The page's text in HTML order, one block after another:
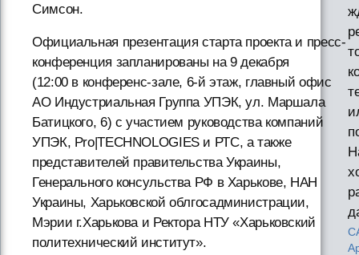
Симсон.
Официальная презентация старта проекта и пресс-
конференция запланированы на 9 декабря
(12:00 в конференс-зале, 6-й этаж, главный офис
АО Индустриальная Группа УПЭК, ул. Маршала
Батицкого, 6) с участием руководства компаний
УПЭК, Pro|TECHNOLOGIES и РТС, а также
представителей правительства Украины,
Генерального консульства РФ в Харькове, НАН
Украины, Харьковской облгосадминистрации,
Мэрии г.Харькова и Ректора НТУ «Харьковский
политехнический институт».